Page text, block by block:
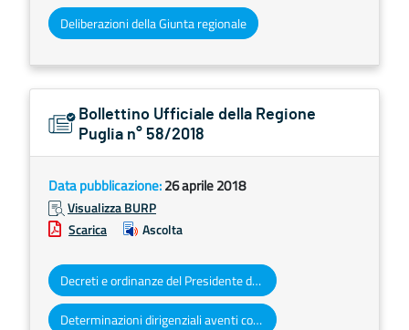
Deliberazioni della Giunta regionale
Bollettino Ufficiale della Regione
Puglia n° 58/2018
Data pubblicazione:26 aprile 2018
Visualizza BURP
Scarica
Ascolta
Decreti e ordinanze del Presidente della Giunta regionale
Determinazioni dirigenziali aventi contenuto di interesse generale